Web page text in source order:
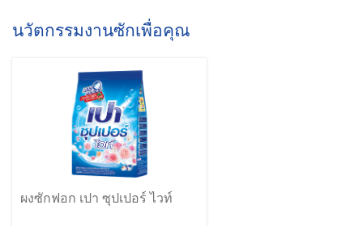
นวัตกรรมงานซักเพื่อคุณ
ผงซักฟอก เปา ซุปเปอร์ ไวท์